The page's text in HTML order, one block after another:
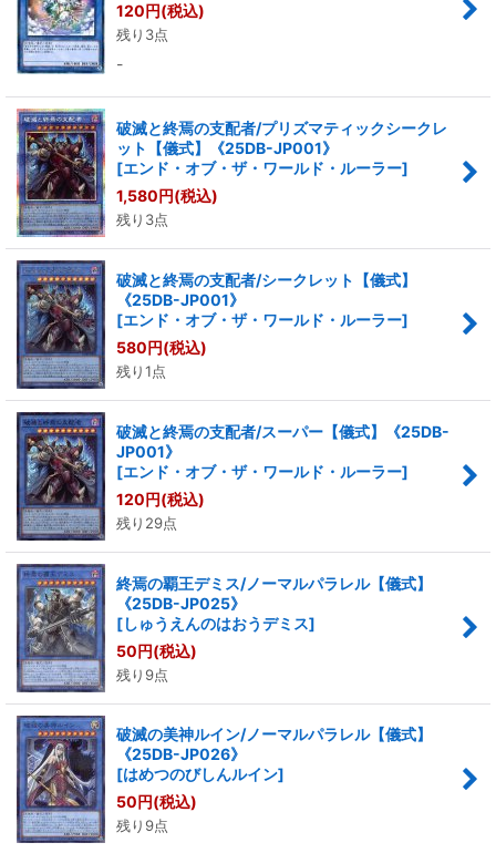
120 円(税込)
残り3点
-
破滅と終焉の支配者/プリズマティックシークレ
ット【儀式】《25DB-JP001》
[エンド・オブ・ザ・ワールド・ルーラー]
1,580円(税込)
残り3点
破滅と終焉の支配者/シークレット【儀式】
《25DB-JP001》
[エンド・オブ・ザ・ワールド・ルーラー]
580円(税込)
残り1点
破滅と終焉の支配者/スーパー【儀式】《25DB-
JP001》
[エンド・オブ・ザ・ワールド・ルーラー]
120円(税込)
残り29点
終焉の覇王デミス/ノーマルパラレル【儀式】
《25DB-JP025》
[しゅうえんのはおうデミス]
50円(税込)
残り9点
破滅の美神ルイン/ノーマルパラレル【儀式】
《25DB-JP026》
[はめつのびしんルイン]
50 円(税込)
残り9点